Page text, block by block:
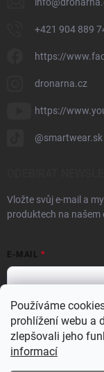
Používáme
prohlížení webu a
zlepšovali jeho
informací
info@
+421 904 889
https://
dronarna.cz
https://
@smartwear.sk
Vložte svůj e-mail a
produktech na našem
E-MAIL
Vložením e-mailu
Přihlásit se